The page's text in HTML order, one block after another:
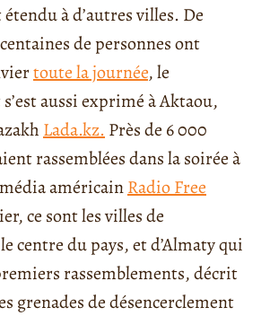
à d’autres villes. De
de personnes ont
toute la journée, le
aussi exprimé à Aktaou,
Lada.kz. Près de 6 000
rassemblées dans la soirée à
américainRadio Free
ce sont les villes de
centre du pays, et d’Almaty qui
rassemblements, décrit
grenades de désencerclement